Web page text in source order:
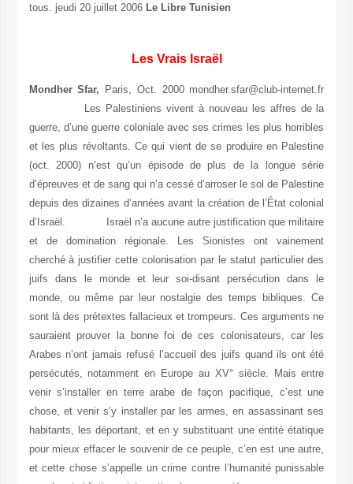
tous. jeudi 20 juillet 2006 Le Libre Tunisien
Les Vrais Israël
Mondher Sfar, Paris, Oct. 2000 mondher.sfar@club-internet.fr
Les Palestiniens vivent à nouveau les affres de la
guerre, d’une guerre coloniale avec ses crimes les plus horribles
et les plus révoltants. Ce qui vient de se produire en Palestine
(oct. 2000) n’est qu’un épisode de plus de la longue série
d’épreuves et de sang qui n’a cessé d’arroser le sol de Palestine
depuis des dizaines d’années avant la création de l’État colonial
d’Israël. Israël n’a aucune autre justification que militaire
et de domination régionale. Les Sionistes ont vainement
cherché à justifier cette colonisation par le statut particulier des
juifs dans le monde et leur soi-disant persécution dans le
monde, ou même par leur nostalgie des temps bibliques. Ce
sont là des prétextes fallacieux et trompeurs. Ces arguments ne
sauraient prouver la bonne foi de ces colonisateurs, car les
Arabes n’ont jamais refusé l’accueil des juifs quand ils ont été
persécutés, notamment en Europe au XV° siècle. Mais entre
venir s’installer en terre arabe de façon pacifique, c’est une
chose, et venir s’y installer par les armes, en assassinant ses
habitants, les déportant, et en y substituant une entité étatique
pour mieux effacer le souvenir de ce peuple, c’en est une autre,
et cette chose s’appelle un crime contre l’humanité punissable